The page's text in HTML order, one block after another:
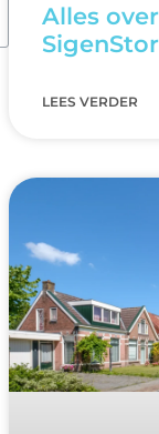
Alles
LEES VERDER